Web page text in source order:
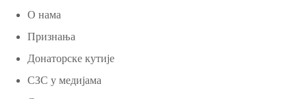
О нама
Признања
Донаторске кутије
СЗС у медијама